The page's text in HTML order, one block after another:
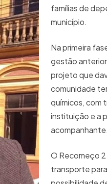
famílias de
município.
Na primeira
gestão
projeto que
comunidade
químicos, com
instituição e a
acompanhante.
O Recomeço
transporte